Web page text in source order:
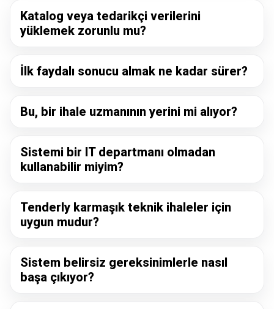
Katalog veya tedarikçi verilerini
yüklemek zorunlu mu?
İlk faydalı sonucu almak ne kadar sürer?
Bu, bir ihale uzmanının yerini mi alıyor?
Sistemi bir IT departmanı olmadan
kullanabilir miyim?
Tenderly karmaşık teknik ihaleler için
uygun mudur?
Sistem belirsiz gereksinimlerle nasıl
başa çıkıyor?